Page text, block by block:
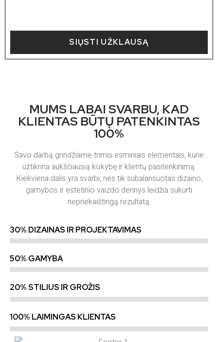
SIŲSTI UŽKLAUSĄ
MUMS LABAI SVARBU, KAD
KLIENTAS BŪTŲ PATENKINTAS
100%
Savo darbą grindžiame trimis esminiais elementais, kurie
užtikrina aukščiausią kokybę ir klientų pasitenkinimą.
Kiekviena dalis yra svarbi, nes tik subalansuotas dizaino,
gamybos ir estetinio vaizdo derinys leidžia sukurti
nepriekaištingą rezultatą.
30% DIZAINAS IR PROJEKTAVIMAS
50% GAMYBA
20% STILIUS IR GROŽIS
100% LAIMINGAS KLIENTAS